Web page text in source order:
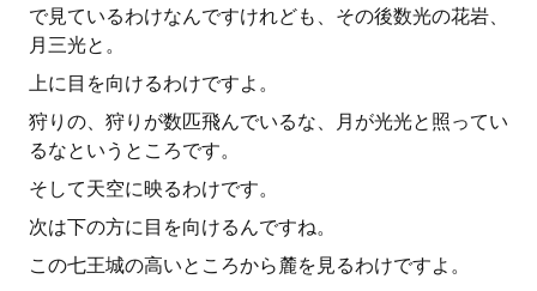
で見ているわけなんですけれども、その後数光の花岩、
月三光と。
上に目を向けるわけですよ。
狩りの、狩りが数匹飛んでいるな、月が光光と照ってい
るなというところです。
そして天空に映るわけです。
次は下の方に目を向けるんですね。
この七王城の高いところから麓を見るわけですよ。